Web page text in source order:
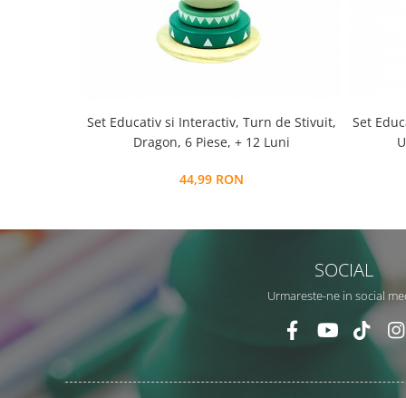
Set Educativ si Interactiv, Turn de Stivuit,
Dragon, 6 Piese, + 12 Luni
44,99 RON
Set
SOCIAL
Urmareste-ne in social